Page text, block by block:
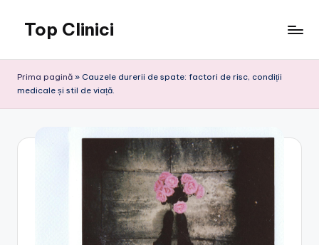
content
Top Clinici
Prima pagină » Cauzele durerii de spate: factori de risc, condiții
medicale și stil de viață.